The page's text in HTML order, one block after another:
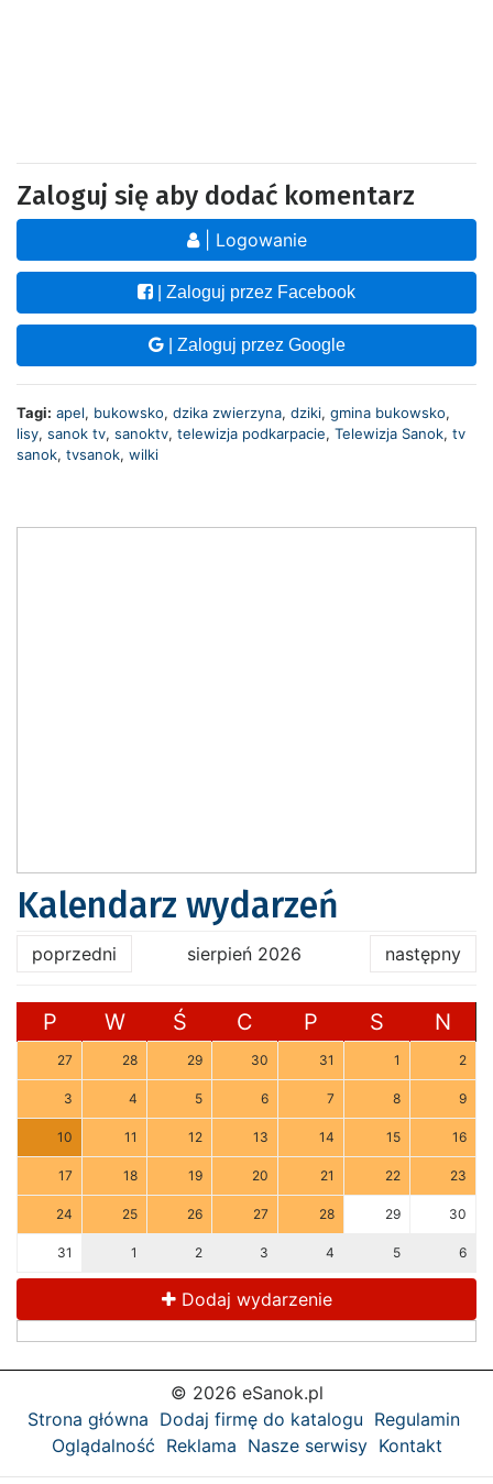
Zaloguj się aby dodać komentarz
| Logowanie
| Zaloguj przez Facebook
| Zaloguj przez Google
Tagi: apel, bukowsko, dzika zwierzyna, dziki, gmina bukowsko,
lisy, sanok tv, sanoktv, telewizja podkarpacie, Telewizja Sanok, tv
sanok, tvsanok, wilki
Kalendarz wydarzeń
poprzedni sierpień 2026 następny
P W Ś C P S N
27 28 29 30 31 1 2
3 4 5 6 7 8 9
10 11 12 13 14 15 16
17 18 19 20 21 22 23
24 25 26 27 28 29 30
31 1 2 3 4 5 6
Dodaj wydarzenie
© 2026 eSanok.pl
Strona główna Dodaj firmę do katalogu Regulamin
Oglądalność Reklama Nasze serwisy Kontakt